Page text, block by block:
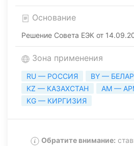
Основание
Решение Совета ЕЭК от
Зона применения
RU — РОССИЯ
BY —
KZ — КАЗАХСТАН
AM —
KG — КИРГИЗИЯ
Обратите внимание: